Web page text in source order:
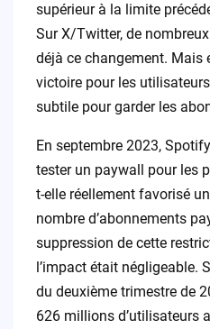
supérieur à la limite
Sur X/Twitter, de
déjà ce changement. Mais
victoire pour les
subtile pour garder les
En septembre 2023,
tester un paywall pour les
t-elle réellement favorisé
nombre d’abonnements
suppression de cette
l’impact était négligeable.
du deuxième trimestre de
626 millions d’utilisateurs